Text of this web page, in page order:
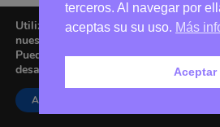
Utilizamos cookies para ofrecerte la
nuestra web.
Puedes aprender más sobre qué
desactivarlas en los
Aceptar
terceros. Al navegar por
aceptas su su uso. Más
Aceptar